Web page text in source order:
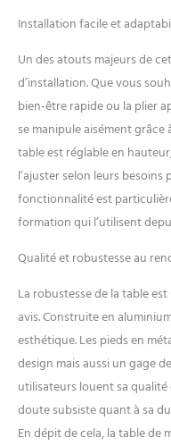
Installation facile et
Un des atouts majeurs de
d’installation. Que vous
bien-être rapide ou la plier
se manipule aisément
table est réglable en
l’ajuster selon leurs
fonctionnalité est
formation qui l’utilisent
Qualité et robustesse au
La robustesse de la table
avis. Construite en
esthétique. Les pieds en
design mais aussi un gage
utilisateurs louent sa
doute subsiste quant à sa
En dépit de cela, la table de